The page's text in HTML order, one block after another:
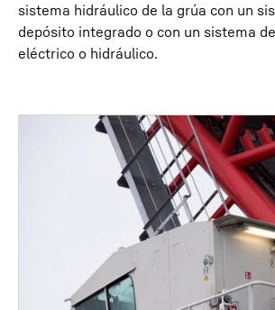
sistema hidráulico de la grúa con un
depósito integrado o con un sistema
eléctrico o hidráulico.